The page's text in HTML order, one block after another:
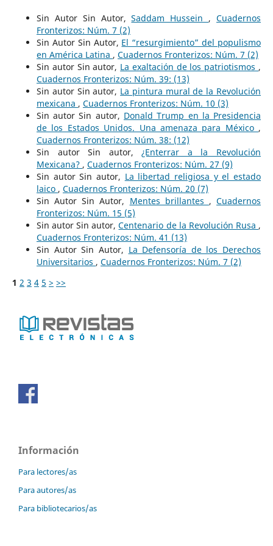
Sin Autor Sin Autor,Saddam Hussein ,Cuadernos
Fronterizos: Núm. 7 (2)
Sin Autor Sin Autor, El “resurgimiento” del populismo
en América Latina , Cuadernos Fronterizos: Núm. 7 (2)
Sin autor Sin autor, La exaltación de los patriotismos ,
Cuadernos Fronterizos: Núm. 39: (13)
Sin autor Sin autor, La pintura mural de la Revolución
mexicana , Cuadernos Fronterizos: Núm. 10 (3)
Sin autor Sin autor, Donald Trump en la Presidencia
de los Estados Unidos. Una amenaza para México ,
Cuadernos Fronterizos: Núm. 38: (12)
Sin autor Sin autor,¿Enterrar a la Revolución
Mexicana? , Cuadernos Fronterizos: Núm. 27 (9)
Sin autor Sin autor, La libertad religiosa y el estado
laico , Cuadernos Fronterizos: Núm. 20 (7)
Sin Autor Sin Autor, Mentes brillantes ,Cuadernos
Fronterizos: Núm. 15 (5)
Sin autor Sin autor,Centenario de la Revolución Rusa ,
Cuadernos Fronterizos: Núm. 41 (13)
Sin Autor Sin Autor, La Defensoría de los Derechos
Universitarios , Cuadernos Fronterizos: Núm. 7 (2)
1 2 3 4 5 > >>
Información
Para lectores/as
Para autores/as
Para bibliotecarios/as